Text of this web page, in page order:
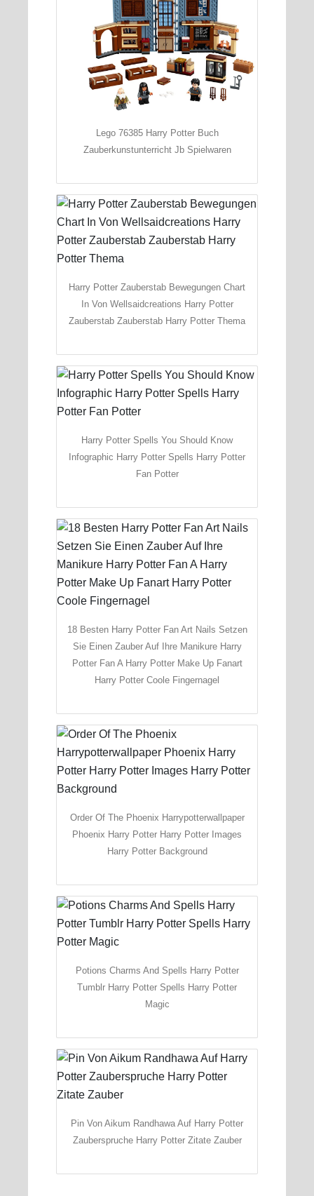
Lego 76385 Harry Potter Buch
Zauberkunstunterricht Jb Spielwaren
Harry Potter Zauberstab Bewegungen Chart
In Von Wellsaidcreations Harry Potter
Zauberstab Zauberstab Harry Potter Thema
Harry Potter Spells You Should Know
Infographic Harry Potter Spells Harry Potter
Fan Potter
18 Besten Harry Potter Fan Art Nails Setzen
Sie Einen Zauber Auf Ihre Manikure Harry
Potter Fan A Harry Potter Make Up Fanart
Harry Potter Coole Fingernagel
Order Of The Phoenix Harrypotterwallpaper
Phoenix Harry Potter Harry Potter Images
Harry Potter Background
Potions Charms And Spells Harry Potter
Tumblr Harry Potter Spells Harry Potter
Magic
Pin Von Aikum Randhawa Auf Harry Potter
Zauberspruche Harry Potter Zitate Zauber